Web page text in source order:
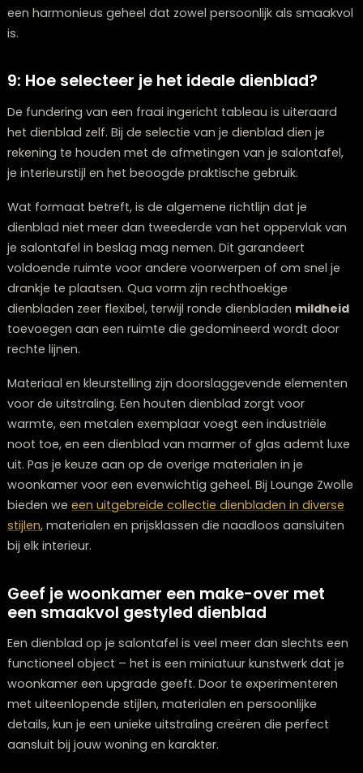
tak en een kleine sculptuur rusten. De open ruimte
de objecten is net zo cruciaal als de objecten zelf en
salontafel.
8: Persoonlijke touches aanbrengen
Je woonruimte weerspiegelt wie je bent, en je
te etaleren die sentimentele waarde voor je hebben.
items toe die herinneringen oproepen, zoals een fraai
ingelijste foto, een souvenir van een gedenkwaardige
of een erfstuk met emotionele betekenis.
Deze persoonlijke details verlenen je inrichting
authenticiteiten maken je interieur onderscheidend.
stimuleren ook dialogen wanneer bezoekers
geïnteresseerd raken in de achtergrond van een
voorwerp op je dienblad.
Let er echter op dat je dienblad niet verandert in een
opslagplaats voor allerhande persoonlijke bezittingen.
Selecteer bewust één of twee betekenisvolle items en
combineer deze met meer decoratieve elementen
een harmonieus geheel dat zowel persoonlijk als
is.
9: Hoe selecteer je het ideale dienblad?
De fundering van een fraai ingericht tableau is
het dienblad zelf. Bij de selectie van je dienblad dien je
rekening te houden met de afmetingen van je
je interieurstijl en het beoogde praktische gebruik.
Wat formaat betreft, is de algemene richtlijn dat je